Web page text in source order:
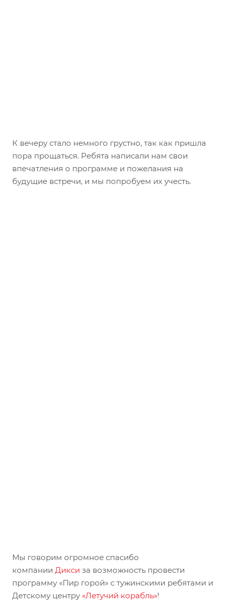
К вечеру стало немного грустно, так как пришла
пора прощаться. Ребята написали нам свои
впечатления о программе и пожелания на
будущие встречи, и мы попробуем их учесть.
Мы говорим огромное спасибо
компании Дикси за возможность провести
программу «Пир горой» с тужинскими ребятами и
Детскому центру «Летучий корабль»!